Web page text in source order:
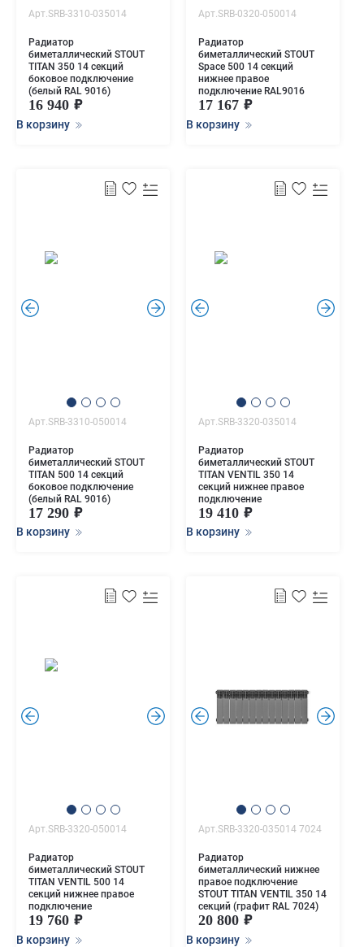
Арт.SRB-3310-035014
Радиатор
биметаллический STOUT
TITAN 350 14 секций
боковое подключение
(белый RAL 9016)
16 940
В корзину
Арт.SRB-0320-050014
Радиатор
биметаллический STOUT
Space 500 14 секций
нижнее правое
подключение RAL9016
17 167
В корзину
. .
Арт.SRB-3310-050014
Радиатор
биметаллический STOUT
TITAN 500 14 секций
боковое подключение
(белый RAL 9016)
17 290
В корзину
. .
Арт.SRB-3320-035014
Радиатор
биметаллический STOUT
TITAN VENTIL 350 14
секций нижнее правое
подключение
19 410
В корзину
. .
Арт.SRB-3320-050014
Радиатор
биметаллический STOUT
TITAN VENTIL 500 14
секций нижнее правое
подключение
19 760
В корзину
. .
Арт.SRB-3320-035014 7024
Радиатор
биметаллический нижнее
правое подключение
STOUT TITAN VENTIL 350 14
секций (графит RAL 7024)
20 800
В корзину